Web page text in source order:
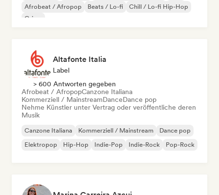
Afrobeat / Afropop
Beats / Lo-fi
Chill / Lo-fi Hip-Hop
Grime
Altafonte Italia
Label
> 600 Antworten gegeben
Afrobeat / AfropopCanzone Italiana
Kommerziell / MainstreamDanceDance pop
Nehme Künstler unter Vertrag oder veröffentliche deren
Musik
Canzone Italiana Kommerziell / Mainstream
Dance pop
Elektropop
Hip-Hop Indie-Pop Indie-Rock Pop-Rock